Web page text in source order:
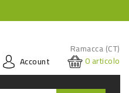
Ramacca (CT)
Account
0articolo